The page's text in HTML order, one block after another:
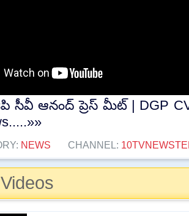
సీవీ ఆనంద్ ప్రెస్ మీట్ | DGP CV
NEWS CHANNEL: